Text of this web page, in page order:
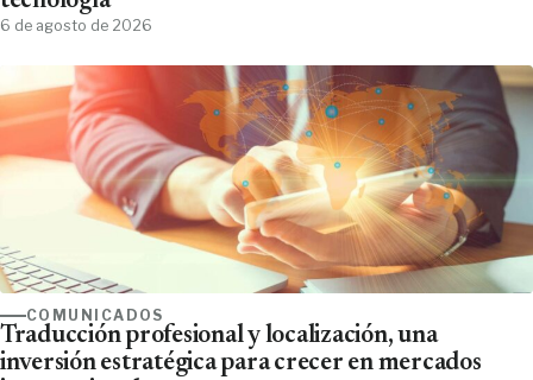
6 de agosto de 2026
COMUNICADOS
Traducción profesional y localización, una
inversión estratégica para crecer en mercados